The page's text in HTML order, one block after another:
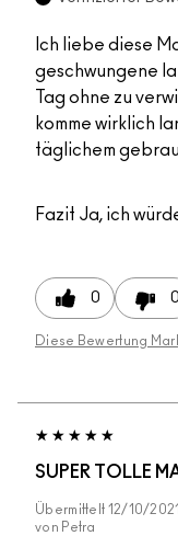
Ich liebe diese
geschwungene
Tag ohne zu
komme wirklich
täglichem
Fazit Ja, ich
0 0
Diese Bewertung
SUPER TOLLE
Übermittelt 12/10/2021
von Petra